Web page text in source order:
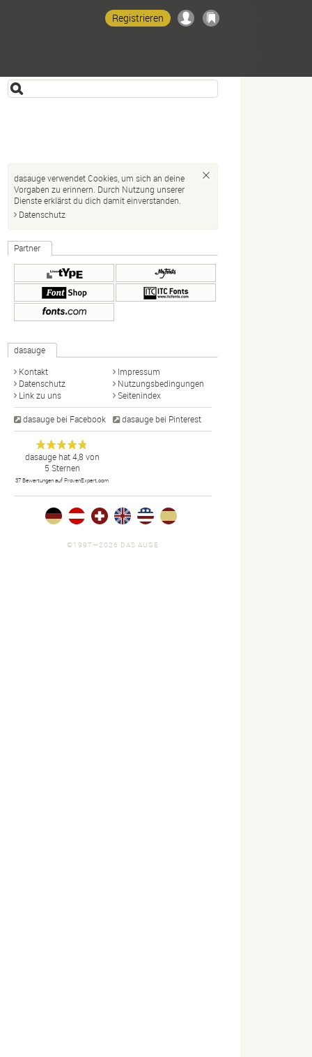
Registrieren
dasauge verwendet Cookies, um sich an deine
Vorgaben zu erinnern. Durch Nutzung unserer
Dienste erklärst du dich damit einverstanden.
Datenschutz
Partner
dasauge
Kontakt
Impressum
Datenschutz
Nutzungsbedingungen
Link zu uns
Seitenindex
dasauge bei Facebook dasauge bei Pinterest
dasauge
Designer,
Fotografen,
Agenturen,
Portfolios
und Jobs.
Anonym
dasaugehat4,8 von
5 Sternen
37 Bewertungen auf ProvenExpert.com
©1997—2026 DAS AUGE